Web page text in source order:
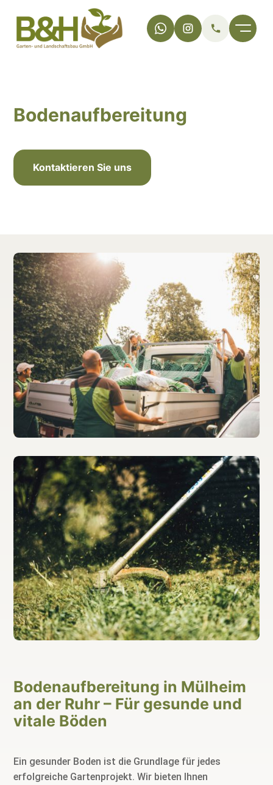
0176 –MENÜ
Bodenaufbereitung
Kontaktieren Sie uns
Bodenaufbereitung in Mülheim
an der Ruhr – Für gesunde und
vitale Böden
Ein gesunder Boden ist die Grundlage für jedes
erfolgreiche Gartenprojekt. Wir bieten Ihnen